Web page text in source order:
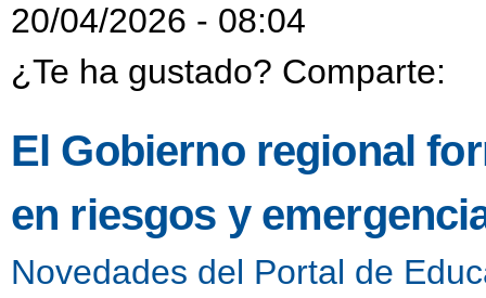
20/04/2026 - 08:04
¿Te ha gustado? Comparte:
El Gobierno regional
en riesgos y
Novedades del Portal de